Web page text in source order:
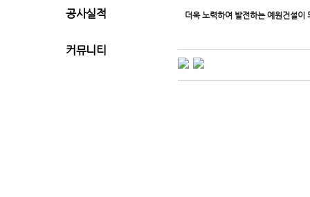
공사실적
커뮤니티
더욱 노력하여 발전하는 예원건설이